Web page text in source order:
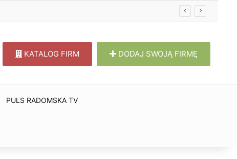
KATALOG FIRM DODAJ SWOJĄ FIRMĘ
PULS RADOMSKA TV